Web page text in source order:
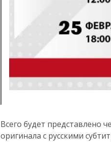
Всего будет представлено
оригинала с русскими